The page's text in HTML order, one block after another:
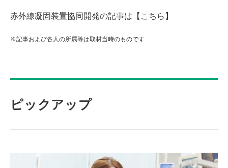
赤外線凝固装置協同開発の記事は 【こちら】
※記事および各人の所属等は取材当時のものです
ピックアップ